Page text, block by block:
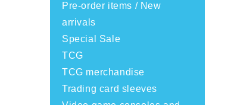
Pre-order items / New
arrivals
Special Sale
TCG
TCG merchandise
Trading card sleeves